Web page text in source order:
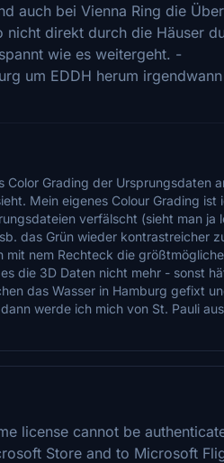
auch bei Vienna Ring die
nicht direkt durch die Häuser
wie es weitergeht. -
um EDDH herum
Grading der Ursprungsdaten
Mein eigenes Colour Grading ist
verfälscht (sieht man ja
das Grün wieder kontrastreicher
nem Rechteck die
die 3D Daten nicht mehr - sonst
das Wasser in Hamburg gefixt
werde ich mich von St. Pauli
license cannot be
Store and to Microsoft